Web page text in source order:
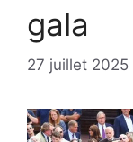
gala
27 juillet 2025